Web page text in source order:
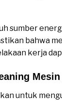
sumber
bahwa
kerja
Mesin
untuk